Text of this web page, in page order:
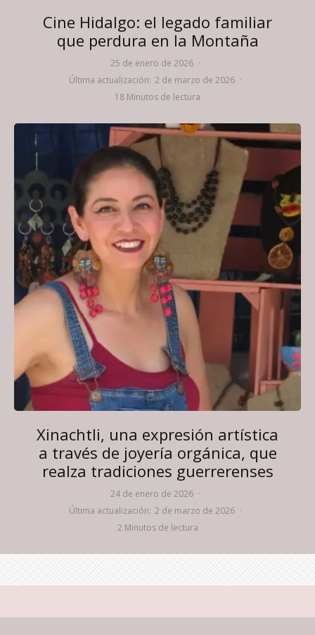
Cine Hidalgo: el legado familiar
que perdura en la Montaña
25 de enero de 2026 ·
Última actualización: 2 de marzo de 2026 ·
18 Minutos de lectura
Xinachtli, una expresión artística
a través de joyería orgánica, que
realza tradiciones guerrerenses
24 de enero de 2026 ·
Última actualización: 2 de marzo de 2026 ·
2 Minutos de lectura